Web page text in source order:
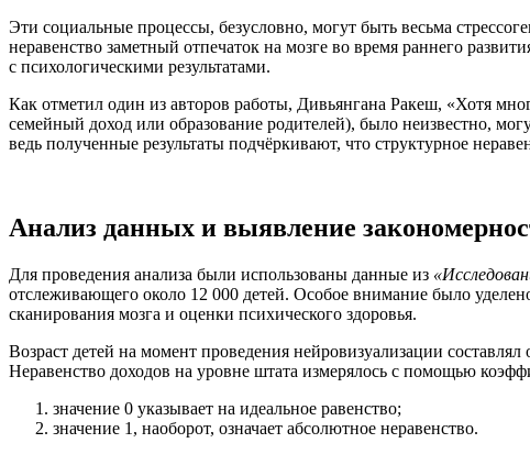
Эти социальные процессы, безусловно, могут быть весьма
неравенство заметный отпечаток на мозге во время раннего
с психологическими результатами.
Как отметил один из авторов работы, Дивьянгана Ракеш, «Хотя
семейный доход или образование родителей), было неизвестно,
ведь полученные результаты подчёркивают, что структурное
Анализ данных и выявление
Для проведения анализа были использованы данные из
отслеживающего около 12 000 детей. Особое внимание было
сканирования мозга и оценки психического здоровья.
Возраст детей на момент проведения нейровизуализации
Неравенство доходов на уровне штата измерялось с помощью
значение 0 указывает на идеальное равенство;
значение 1, наоборот, означает абсолютное неравенство.